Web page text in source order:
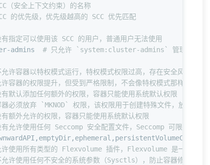
（安全上下文约束）的名称
的优先级，优先级越高的 SCC 优先匹配
指定可以使用该 SCC 的用户，普通用户无法使用
admins
# 只允许 `system:cluster-admins` 管理员组
许容器以特权模式运行，特权模式权限过高，存在安全风险
容器的权限提升，但受到严格限制，不会像特权模式那样危险
默认添加任何额外的权限，容器只能使用系统默认权限
必须放弃 `MKNOD` 权限，该权限用于创建特殊文件，放弃它
额外允许的权限，容器只能使用系统默认权限
允许使用任何 Seccomp 安全配置文件，Seccomp 可限制容
使用所有类型的 Flexvolume 插件，Flexvolume 是一种灵
许使用任何不安全的系统参数（Sysctls），防止容器修改关